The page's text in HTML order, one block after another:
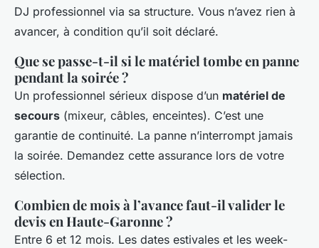
DJ professionnel via sa structure. Vous n’avez rien à
avancer, à condition qu’il soit déclaré.
Que se passe-t-il si le matériel tombe en panne
pendant la soirée ?
Un professionnel sérieux dispose d’un matériel de
secours (mixeur, câbles, enceintes). C’est une
garantie de continuité. La panne n’interrompt jamais
la soirée. Demandez cette assurance lors de votre
sélection.
Combien de mois à l’avance faut-il valider le
devis en Haute-Garonne ?
Entre 6 et 12 mois. Les dates estivales et les week-